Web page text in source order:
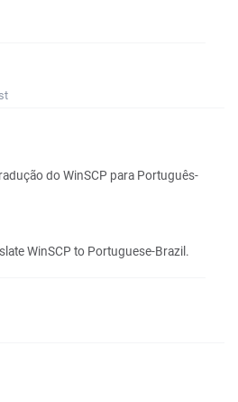
do WinSCP para Português-
WinSCP to Portuguese-Brazil.